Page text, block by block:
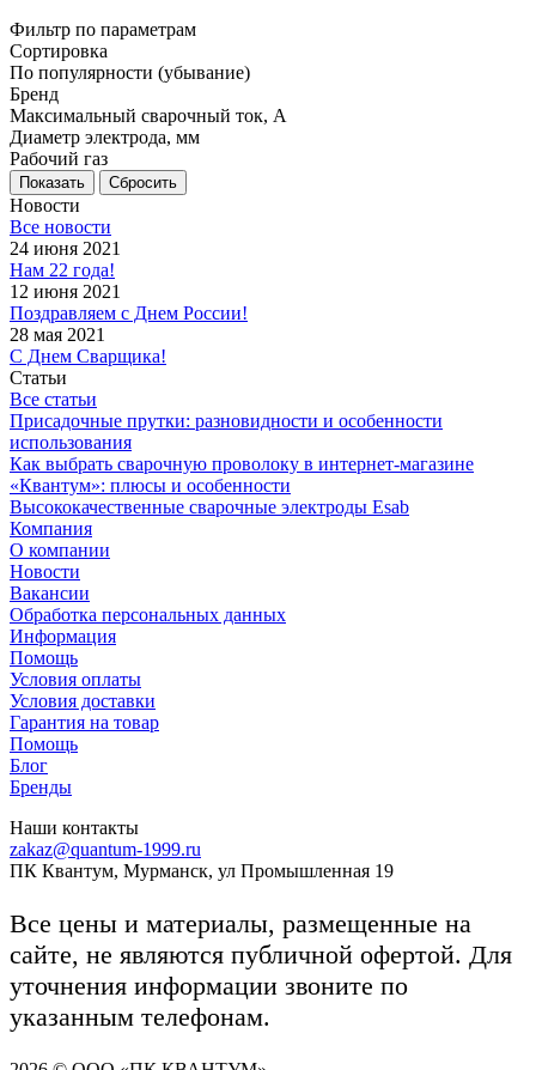
Фильтр по параметрам
Сортировка
По популярности (убывание)
Бренд
Максимальный сварочный ток, А
Диаметр электрода, мм
Рабочий газ
Сбросить
Новости
Все новости
24 июня 2021
Нам 22 года!
12 июня 2021
Поздравляем с Днем России!
28 мая 2021
С Днем Сварщика!
Статьи
Все статьи
Присадочные прутки: разновидности и особенности
использования
Как выбрать сварочную проволоку в интернет-магазине
«Квантум»: плюсы и особенности
Высококачественные сварочные электроды Esab
Компания
О компании
Новости
Вакансии
Обработка персональных данных
Информация
Помощь
Условия оплаты
Условия доставки
Гарантия на товар
Помощь
Блог
Бренды
Наши контакты
zakaz@quantum-1999.ru
ПК Квантум, Мурманск, ул Промышленная 19
Все цены и материалы, размещенные на
сайте, не являются публичной офертой. Для
уточнения информации звоните по
указанным телефонам.